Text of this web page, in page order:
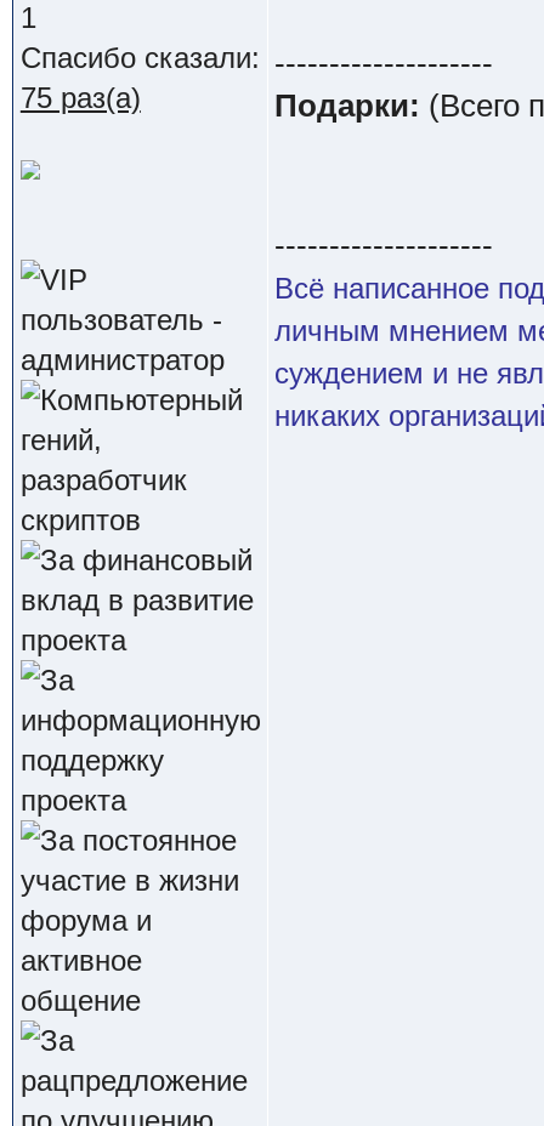
1
Спасибо сказали:
75 раз(а)
--------------------
Подарки: (Всего
--------------------
Всё написанное
личным мнением
суждением и не
никаких